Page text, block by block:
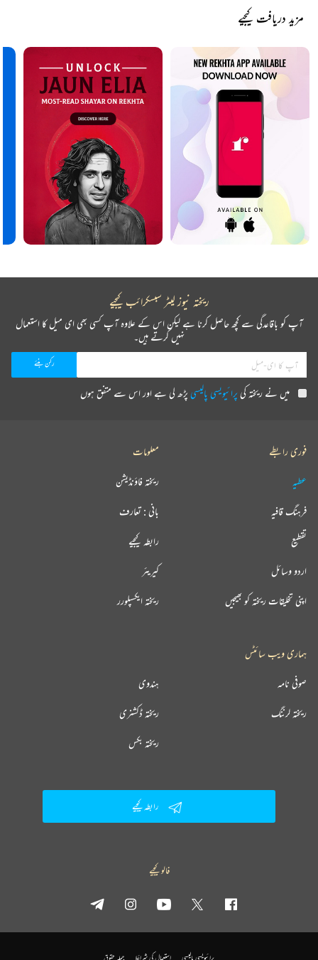
مزید دریافت کیجیے
ریختہ نیوز لیٹر سبسکرائب کیجیے
آپ کو باقاعدگی سے کچھ حاصل کرنا ہے لیکن اس کے علاوہ آپ کسی بھی ای میل کا استعمال
نہیں کرتے ہیں۔
میں نے ریختہ کیپرائیویسی پالیسیپڑھ لی ہے اور اس سے متفق ہوں
فوری رابطے
عطیہ
فرہنگ قافیہ
تقطیع
اردو وسائل
اپنی تخلیقات ریختہ کو بھیجیں
معلومات
ریختہ فاؤنڈیشن
بانی : تعارف
رابطہ کیجیے
کیریئر
ریختہ ایکسپلورر
ہماری ویب سائٹس
ہندوی صوفی نامہ
ریختہ ڈکشنری ریختہ لرننگ
ریختہ بکس
رابطہ کیجیے
فالو کیجیے
پرائیویسی پالیسی استعمال کی شرائط جملہ حقوق